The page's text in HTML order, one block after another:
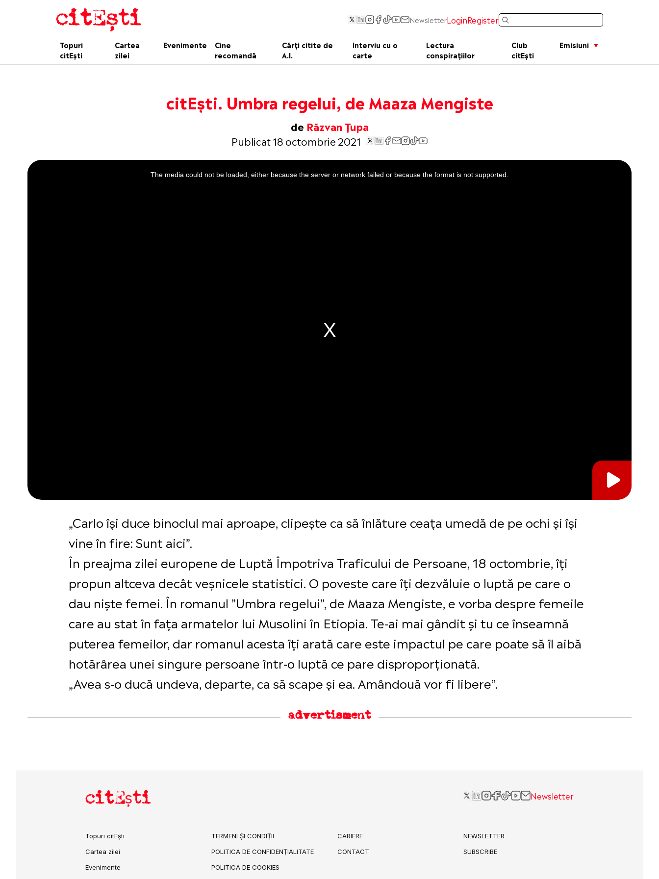
NewsletterLoginRegister
Topuri
citEști
Cartea
zilei
Evenimente
Cine
recomandă
Cărți citite de
A.I.
Interviu cu o
carte
Lectura
conspirațiilor
Club
citEști
Emisiuni
citEști. Umbra regelui, de Maaza Mengiste
de Răzvan Țupa
Publicat 18 octombrie 2021
This
is
a
The media could not be loaded, either because the server or network failed or because the format is not supported.
„Carlo își duce binoclul mai aproape, clipește ca să înlăture ceața umedă de pe ochi și își
vine în fire: Sunt aici”.
În preajma zilei europene de Luptă Împotriva Traficului de Persoane, 18 octombrie, îți
propun altceva decât veșnicele statistici. O poveste care îți dezvăluie o luptă pe care o
dau niște femei. În romanul ”Umbra regelui”, de Maaza Mengiste, e vorba despre femeile
care au stat în fața armatelor lui Musolini în Etiopia. Te-ai mai gândit și tu ce înseamnă
puterea femeilor, dar romanul acesta îți arată care este impactul pe care poate să îl aibă
hotărârea unei singure persoane într-o luptă ce pare disproporționată.
„Avea s-o ducă undeva, departe, ca să scape și ea. Amândouă vor fi libere”.
advertisment
citEști Newsletter
Topuri citEști
Cartea zilei
Evenimente
TERMENI ȘI CONDIȚII
POLITICA DE CONFIDENȚIALITATE
POLITICA DE COOKIES
CARIERE
CONTACT
NEWSLETTER
SUBSCRIBE